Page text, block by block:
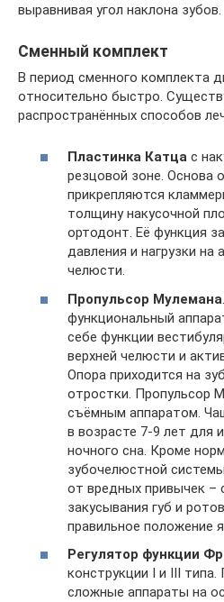
выравнивая угол наклона зубов.
Сменный комплект
В период сменного комплекта
относительно быстро.
распространённых способов
Пластинка Катца с
резцовой зоне. Основа
прикрепляются
толщину накусочной
ортодонт. Её функция
давления и нагрузки
челюсти.
Пропульсор Мулемана
функциональный
себе функции
верхней челюсти и
Опора приходится на
отростки. Пропульсор
съёмным аппаратом.
в возрасте 7-9 лет для
ночного сна. Кроме
зубочелюстной
от вредных привычек –
закусывания губ и
правильное положение
Регулятор функции
конструкции І и ІІІ
сложные аппараты на